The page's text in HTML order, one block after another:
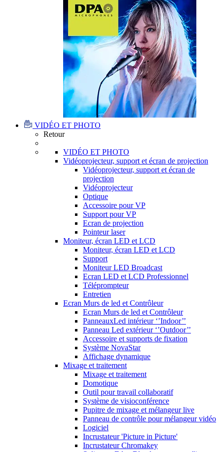
VIDÉO ET PHOTO
Retour
VIDÉO ET PHOTO
Vidéoprojecteur, support et écran de projection
Vidéoprojecteur, support et écran de
projection
Vidéoprojecteur
Optique
Accessoire pour VP
Support pour VP
Ecran de projection
Pointeur laser
Moniteur, écran LED et LCD
Moniteur, écran LED et LCD
Support
Moniteur LED Broadcast
Ecran LED et LCD Professionnel
Téléprompteur
Entretien
Ecran Murs de led et Contrôleur
Ecran Murs de led et Contrôleur
PanneauxLed intérieur ‘’Indoor’’
Panneau Led extérieur ‘’Outdoor’’
Accessoire et supports de fixation
Système NovaStar
Affichage dynamique
Mixage et traitement
Mixage et traitement
Domotique
Outil pour travail collaboratif
Système de visioconférence
Pupitre de mixage et mélangeur live
Panneau de contrôle pour mélangeur vidéo
Logiciel
Incrustateur 'Picture in Picture'
Incrustateur Chromakey